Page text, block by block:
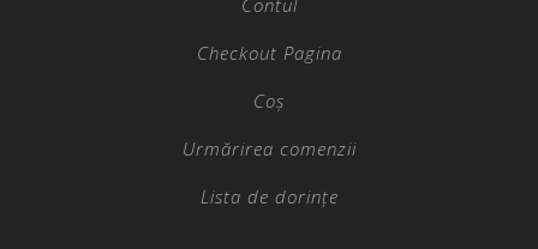
Checkout Pagina
Coș
Urmărirea comenzii
Lista de dorințe